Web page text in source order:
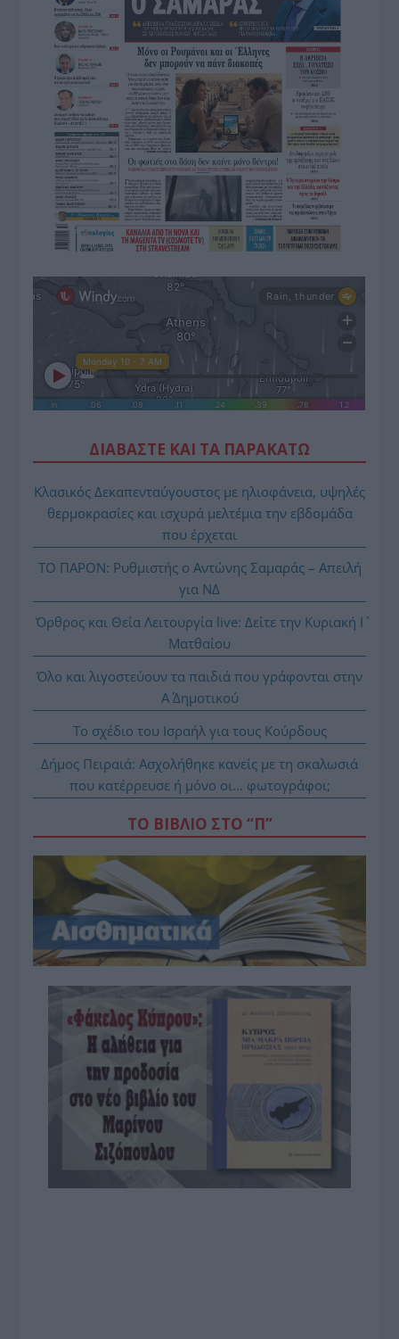
ΔΙΑΒΑΣΤΕ ΚΑΙ ΤΑ ΠΑΡΑΚΑΤΩ
Κλασικός Δεκαπενταύγουστος με ηλιοφάνεια, υψηλές
θερμοκρασίες και ισχυρά μελτέμια την εβδομάδα
που έρχεται
ΤΟ ΠΑΡΟΝ: Ρυθμιστής ο Αντώνης Σαμαράς – Απειλή
για ΝΔ
Όρθρος και Θεία Λειτουργία live: Δείτε την Κυριακή Ι΄
Ματθαίου
Όλο και λιγοστεύουν τα παιδιά που γράφονται στην
Α΄ Δημοτικού
Το σχέδιο του Ισραήλ για τους Κούρδους
Δήμος Πειραιά: Ασχολήθηκε κανείς με τη σκαλωσιά
που κατέρρευσε ή μόνο οι… φωτογράφοι;
ΤΟ ΒΙΒΛΙΟ ΣΤΟ “Π”